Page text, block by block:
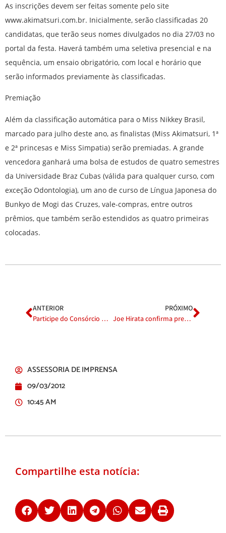
As inscrições devem ser feitas somente pelo site
www.akimatsuri.com.br. Inicialmente, serão classificadas 20
candidatas, que terão seus nomes divulgados no dia 27/03 no
portal da festa. Haverá também uma seletiva presencial e na
sequência, um ensaio obrigatório, com local e horário que
serão informados previamente às classificadas.
Premiação
Além da classificação automática para o Miss Nikkey Brasil,
marcado para julho deste ano, as finalistas (Miss Akimatsuri, 1ª
e 2ª princesas e Miss Simpatia) serão premiadas. A grande
vencedora ganhará uma bolsa de estudos de quatro semestres
da Universidade Braz Cubas (válida para qualquer curso, com
exceção Odontologia), um ano de curso de Língua Japonesa do
Bunkyo de Mogi das Cruzes, vale-compras, entre outros
prêmios, que também serão estendidos as quatro primeiras
colocadas.
ANTERIOR
Participe do Consórcio Nacional Volkswagen
PRÓXIMO
Joe Hirata confirma presença no Akimatsuri
ASSESSORIA DE IMPRENSA
09/03/2012
10:45 AM
Compartilhe esta notícia: